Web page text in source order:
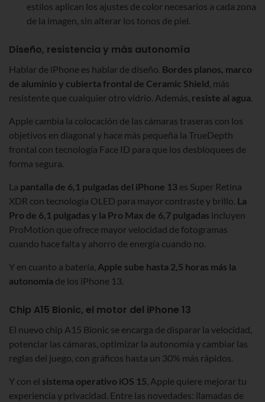
estilos aplican los ajustes de color necesarios a cada zona
de la imagen, sin alterar los tonos de piel.
Diseño, resistencia y más autonomía
Hablar de iPhone es hablar de diseño. Bordes planos, marco
de aluminio y cubierta frontal de Ceramic Shield, más
resistente que cualquier otro vidrio. Además, resiste al agua.
Apple cambia la colocación de las cámaras traseras con los
objetivos en diagonal y hace más pequeña la TrueDepth
frontal con tecnología Face ID para que los desbloquees de
forma segura.
La pantalla de 6,1 pulgadas del iPhone 13 es Super Retina
XDR con tecnología OLED para mayor contraste y brillo. La
Pro de 6,1 pulgadas y la Pro Max de 6,7 pulgadas incluyen
ProMotion que ofrece mayor velocidad de fotogramas
cuando hace falta y ahorro de energía cuando no.
Y en cuanto a batería, Apple sube hasta 2,5 horas más la
autonomía de los iPhone 13.
Chip A15 Bionic, el motor del iPhone 13
El nuevo chip A15 Bionic se encarga de disparar la velocidad,
potenciar las cámaras, optimizar la autonomía y cambiar las
reglas del juego, con gráficos hasta un 30% más rápidos.
Y con el sistema operativo iOS 15, Apple quiere mejorar tu
experiencia y privacidad. Entre las novedades: llamadas de